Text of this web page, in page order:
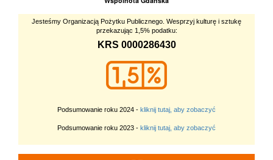
Jesteśmy Organizacją Pożytku Publicznego. Wesprzyj kulturę i sztukę
przekazując 1,5% podatku:
KRS 0000286430
Podsumowanie roku 2024 - kliknij tutaj, aby zobaczyć
Podsumowanie roku 2023 - kliknij tutaj, aby zobaczyć